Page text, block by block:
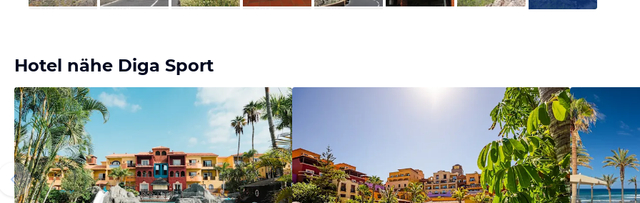
Bild
Bild
Bild
Bild
Bild
Hotel nähe Diga Sport